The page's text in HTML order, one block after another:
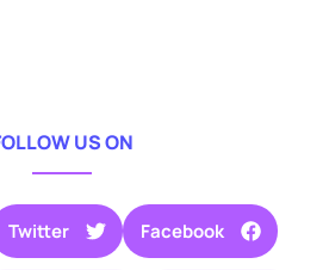
FOLLOW US ON
Facebook
Twitter